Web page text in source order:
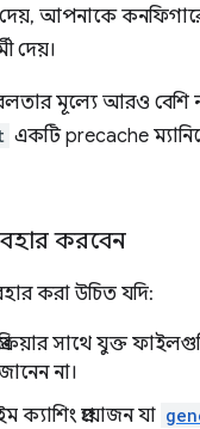
আপনাকে
দেয়।
মূল্যে আরও বেশি
একটি precache
করবেন
করা উচিত যদি:
সাথে যুক্ত
না।
প্রয়োজন যা